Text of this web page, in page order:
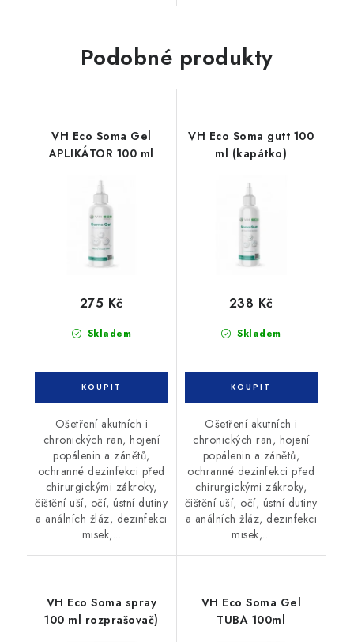
Podobné produkty
VH Eco Soma Gel
APLIKÁTOR 100 ml
Skladem
275 Kč
Ošetření akutních i
chronických ran, hojení
popálenin a zánětů,
ochranné dezinfekci před
chirurgickými zákroky,
čištění uší, očí, ústní dutiny
a análních žláz, dezinfekci
misek,...
VH Eco Soma gutt 100
ml (kapátko)
Skladem
238 Kč
Ošetření akutních i
chronických ran, hojení
popálenin a zánětů,
ochranné dezinfekci před
chirurgickými zákroky,
čištění uší, očí, ústní dutiny
a análních žláz, dezinfekci
misek,...
VH Eco Soma spray
100 ml rozprašovač)
VH Eco Soma Gel
TUBA 100ml